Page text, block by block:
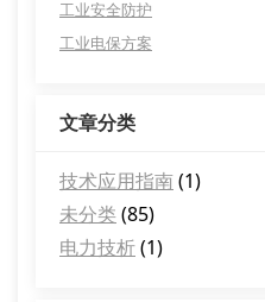
工业安全防护
工业电保方案
文章分类
技术应用指南(1)
未分类(85)
电力技析(1)